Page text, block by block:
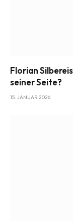
Florian
seiner Seite?
15. JANUAR 2026